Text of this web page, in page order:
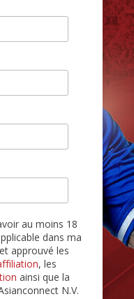
au moins 18
dans ma
approuvé les
, les
ainsi que la
N.V.